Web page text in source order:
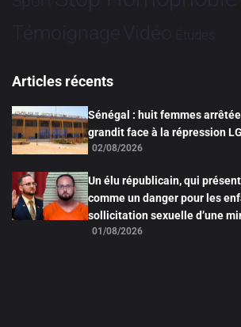
TémoignageVidéo Études
Articles récents
Sénégal : huit femmes
grandit face à la répression
02/08/2026
Un élu républicain, qui
comme un danger pour les
sollicitation sexuelle d’une
01/08/2026